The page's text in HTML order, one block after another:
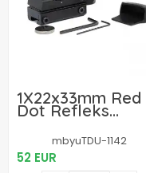
1X22x33mm Red
Dot Refleks
Dürbün - 4 Farklı
Nişangah Tipi
11mm Ray Uyumlu
mbyuTDU-1142
52 EUR